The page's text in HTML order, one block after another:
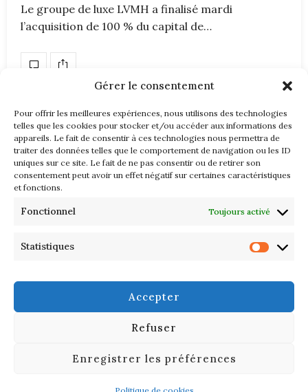
Gérer le consentement
Pour offrir les meilleures expériences, nous utilisons des technologies
telles que les cookies pour stocker et/ou accéder aux informations des
appareils. Le fait de consentir à ces technologies nous permettra de
traiter des données telles que le comportement de navigation ou les ID
uniques sur ce site. Le fait de ne pas consentir ou de retirer son
consentement peut avoir un effet négatif sur certaines caractéristiques
et fonctions.
Fonctionnel Toujours activé
Statistiques
Accepter
Refuser
Enregistrer les préférences
Le groupe de luxe LVMH a finalisé mardi
l’acquisition de 100 % du capital de…
SERVICES
CONTACT
LÉGAL
Our site uses cookies. Learn more about our use of cookies: